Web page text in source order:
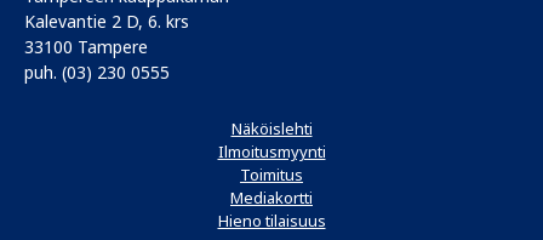
Kalevantie 2 D, 6. krs
33100 Tampere
puh. (03) 230 0555
Näköislehti
Ilmoitusmyynti
Toimitus
Mediakortti
Hieno tilaisuus